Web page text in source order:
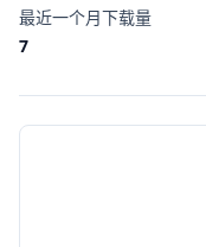
最近一个月下载量
7